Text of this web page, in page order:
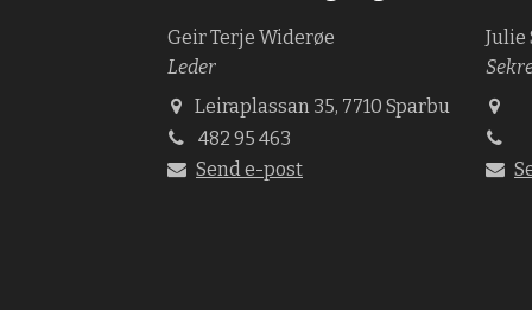
Geir Terje Widerøe
Leder
Leiraplassan 35, 7710 Sparbu
482 95 463
Send e-post
Julie